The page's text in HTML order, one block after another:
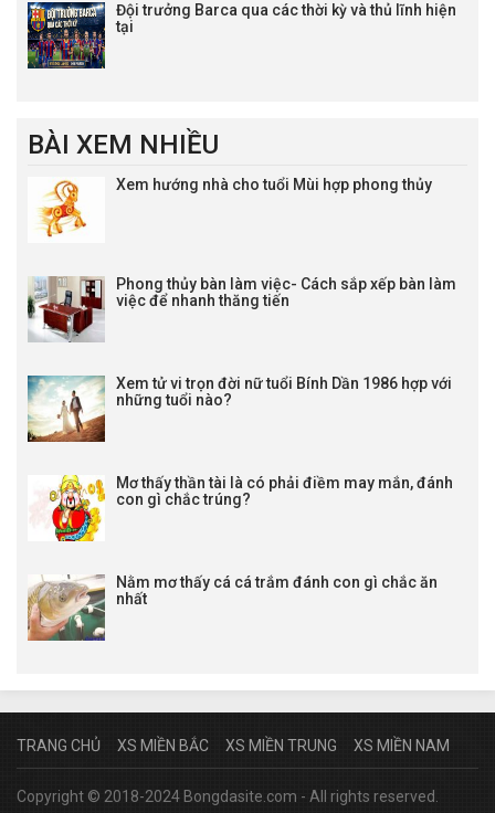
Đội trưởng Barca qua các thời kỳ và thủ lĩnh hiện
tại
BÀI XEM NHIỀU
Xem hướng nhà cho tuổi Mùi hợp phong thủy
Phong thủy bàn làm việc- Cách sắp xếp bàn làm
việc để nhanh thăng tiến
Xem tử vi trọn đời nữ tuổi Bính Dần 1986 hợp với
những tuổi nào?
Mơ thấy thần tài là có phải điềm may mắn, đánh
con gì chắc trúng?
Nằm mơ thấy cá cá trắm đánh con gì chắc ăn
nhất
TRANG CHỦ XS MIỀN BẮC XS MIỀN TRUNG XS MIỀN NAM
Copyright © 2018-2024 Bongdasite.com - All rights reserved.